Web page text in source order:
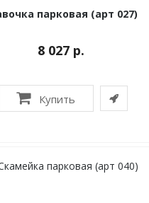
парковая (арт 027)
8 027 р.
Купить